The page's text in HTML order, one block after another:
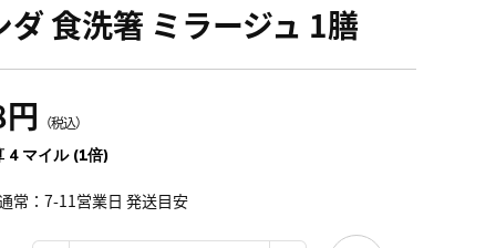
ダ 食洗箸 ミラージュ 1膳
（税込）
4 マイル (1倍)
常：7-11営業日 発送目安